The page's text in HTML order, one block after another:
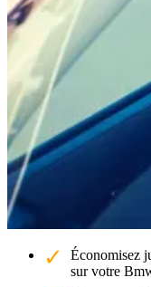
Économisez
sur votre